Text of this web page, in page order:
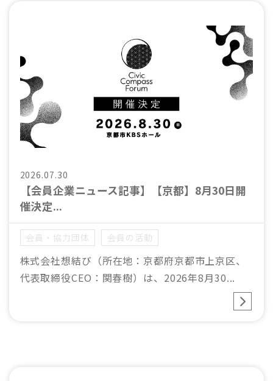
2026.07.30
【会員企業ニュース記事】【京都】8月30日開
催決定...
会員・協力団体 会員の活動
株式会社想結び（所在地：京都府京都市上京区、
代表取締役CEO：関春樹）は、2026年8月30...